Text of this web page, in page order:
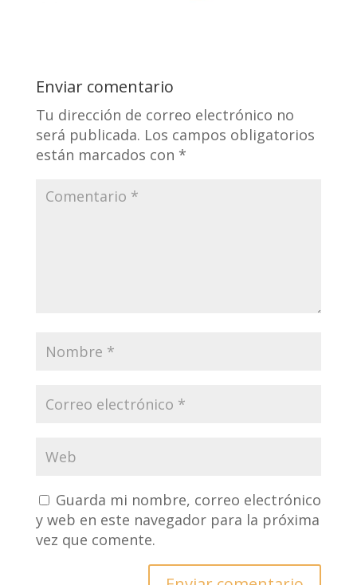
Enviar comentario
Tu dirección de correo electrónico no
será publicada. Los campos obligatorios
están marcados con *
Guarda mi nombre, correo electrónico
y web en este navegador para la próxima
vez que comente.